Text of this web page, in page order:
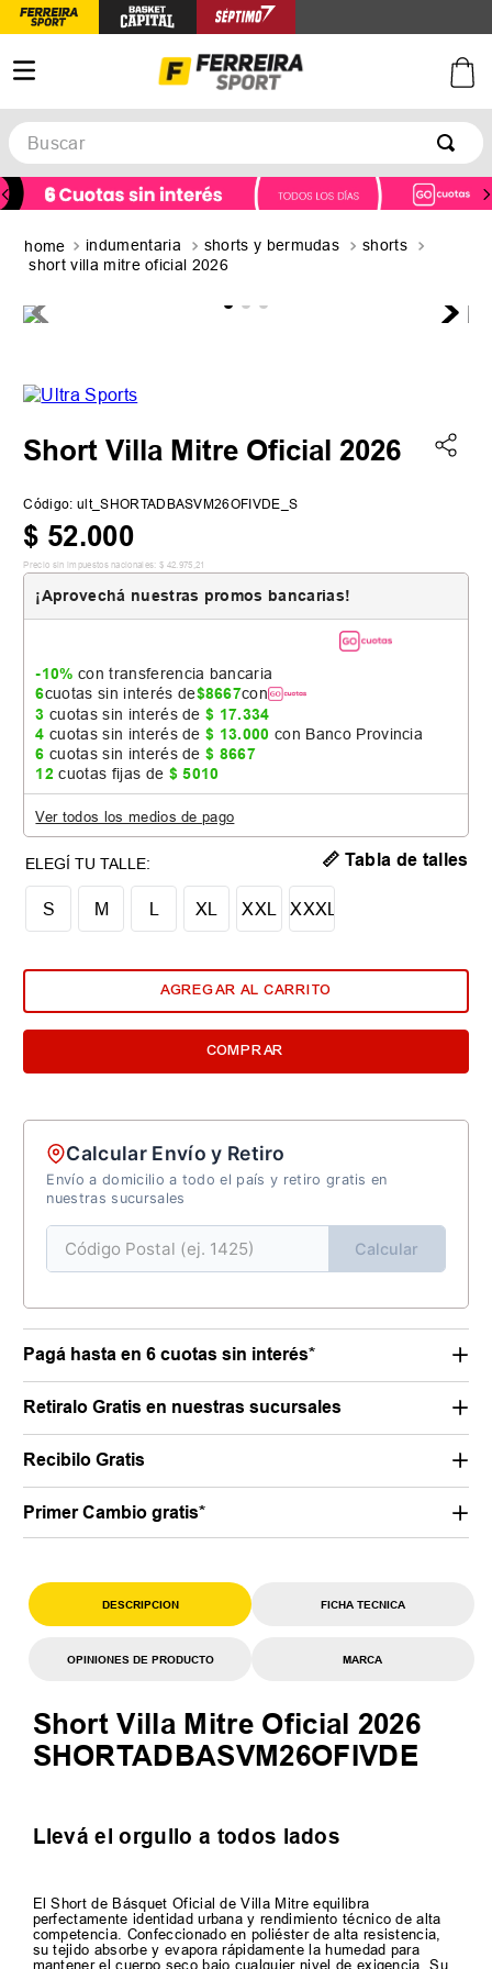
Buscar
indumentaria shorts y bermudas
shorts
short villa mitre oficial 2026
Short Villa Mitre Oficial 2026
Código: ult_SHORTADBASVM26OFIVDE_S
$ 52.000
Precio sin impuestos nacionales: $ 42 975 21
¡Aprovechá nuestras promos bancarias!
-10% con transferencia bancaria
6cuotas sin interés de$8667con
3 cuotas sin interés de$ 17.334
4 cuotas sin interés de$ 13.000 con Banco Provincia
6 cuotas sin interés de$ 8667
12 cuotas fijas de $ 5010
Ver todos los medios de pago
S L
M XL XXL XXXL
📏 Tabla de talles
AGREGAR AL CARRITO
COMPRAR
Calcular Envío y Retiro
Envío a domicilio a todo el país y retiro gratis en
nuestras sucursales
Calcular
Pagá hasta en 6 cuotas sin interés*
Retiralo Gratis en nuestras sucursales
Recibilo Gratis
Primer Cambio gratis*
DESCRIPCION FICHA TECNICA
OPINIONES DE PRODUCTO MARCA
Short Villa Mitre Oficial 2026
SHORTADBASVM26OFIVDE
Llevá el orgullo a todos lados
El Short de Básquet Oficial de Villa Mitre equilibra
perfectamente identidad urbana y rendimiento técnico de alta
competencia. Confeccionado en poliéster de alta resistencia,
su tejido absorbe y evapora rápidamente la humedad para
mantener el cuerpo seco bajo cualquier nivel de exigencia. Su
TÉRMINOS MÁS BUSCADOS
2.
zapatillas